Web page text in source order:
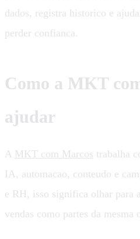
dados, registra historico e
perder confianca.
Como a MKT
ajudar
A MKT com Marcos trabalha
IA, automacao, conteudo e
e RH, isso significa olhar para
vendas como partes da mesma